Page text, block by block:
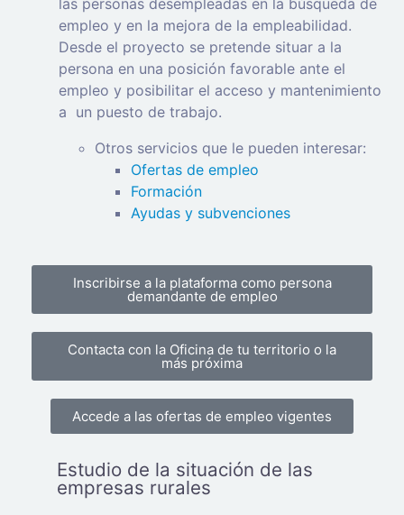
empleo y en la mejora de la empleabilidad.
Desde el proyecto se pretende situar a la
persona en una posición favorable ante el
empleo y posibilitar el acceso y mantenimiento
a un puesto de trabajo.
Otros servicios que le pueden interesar:
Ofertas de empleo
Formación
Ayudas y subvenciones
Inscribirse a la plataforma como persona
demandante de empleo
Contacta con la Oficina de tu territorio o la
más próxima
Accede a las ofertas de empleo vigentes
Estudio de la situación de las
empresas rurales